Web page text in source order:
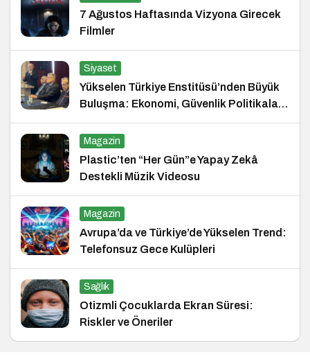
7 Ağustos Haftasında Vizyona Girecek
Filmler
Siyaset
Yükselen Türkiye Enstitüsü’nden Büyük
Buluşma: Ekonomi, Güvenlik Politikaları
ve Hukuk Konferansı
Magazin
Plastic’ten “Her Gün”e Yapay Zekâ
Destekli Müzik Videosu
Magazin
Avrupa’da ve Türkiye’de Yükselen Trend:
Telefonsuz Gece Kulüpleri
Sağlık
Otizmli Çocuklarda Ekran Süresi:
Riskler ve Öneriler